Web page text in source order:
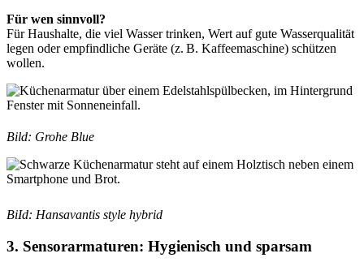
Für wen sinnvoll?
Für Haushalte, die viel Wasser trinken, Wert auf gute Wasserqualität
legen oder empfindliche Geräte (z. B. Kaffeemaschine) schützen
wollen.
Bild: Grohe Blue
BiId: Hansavantis style hybrid
3. Sensorarmaturen: Hygienisch und sparsam